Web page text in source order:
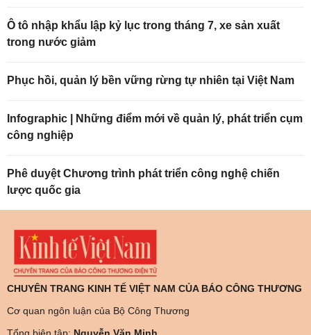
Ô tô nhập khẩu lập kỷ lục trong tháng 7, xe sản xuất
trong nước giảm
Phục hồi, quản lý bền vững rừng tự nhiên tại Việt Nam
Infographic | Những điểm mới về quản lý, phát triển cụm
công nghiệp
Phê duyệt Chương trình phát triển công nghệ chiến
lược quốc gia
CHUYÊN TRANG KINH TẾ VIỆT NAM CỦA BÁO CÔNG THƯƠNG
Cơ quan ngôn luận của Bộ Công Thương